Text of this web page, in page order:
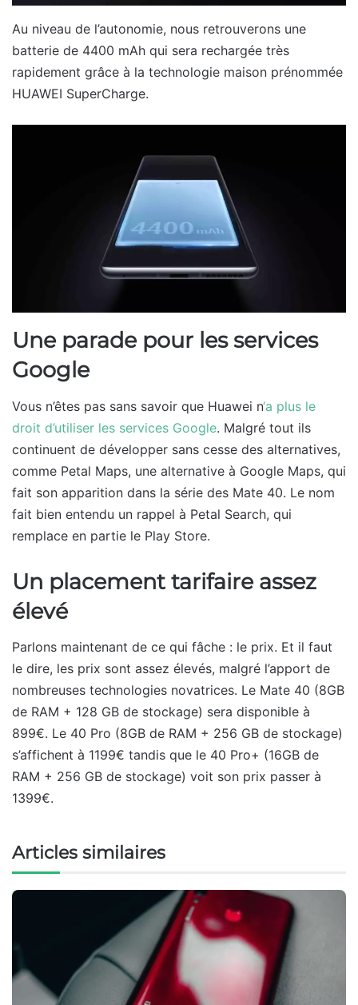
Au niveau de l’autonomie, nous retrouverons une
batterie de 4400 mAh qui sera rechargée très
rapidement grâce à la technologie maison prénommée
HUAWEI SuperCharge.
Une parade pour les services
Google
Vous n’êtes pas sans savoir que Huawei n‘a plus le
droit d’utiliser les services Google. Malgré tout ils
continuent de développer sans cesse des alternatives,
comme Petal Maps, une alternative à Google Maps, qui
fait son apparition dans la série des Mate 40. Le nom
fait bien entendu un rappel à Petal Search, qui
remplace en partie le Play Store.
Un placement tarifaire assez
élevé
Parlons maintenant de ce qui fâche : le prix. Et il faut
le dire, les prix sont assez élevés, malgré l’apport de
nombreuses technologies novatrices. Le Mate 40 (8GB
de RAM + 128 GB de stockage) sera disponible à
899€. Le 40 Pro (8GB de RAM + 256 GB de stockage)
s’affichent à 1199€ tandis que le 40 Pro+ (16GB de
RAM + 256 GB de stockage) voit son prix passer à
1399€.
Articles similaires